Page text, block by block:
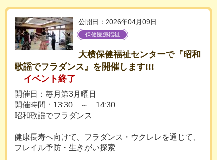
公開日：2026年04月09日
保健医療福祉
大横保健福祉センターで『昭和
歌謡でフラダンス』を開催します!!!
イベント終了
開催日：毎月第3月曜日
開催時間：13:30 ～ 14:30
昭和歌謡でフラダンス
健康長寿へ向けて、フラダンス・ウクレレを通じて、
フレイル予防・生きがい探索
...